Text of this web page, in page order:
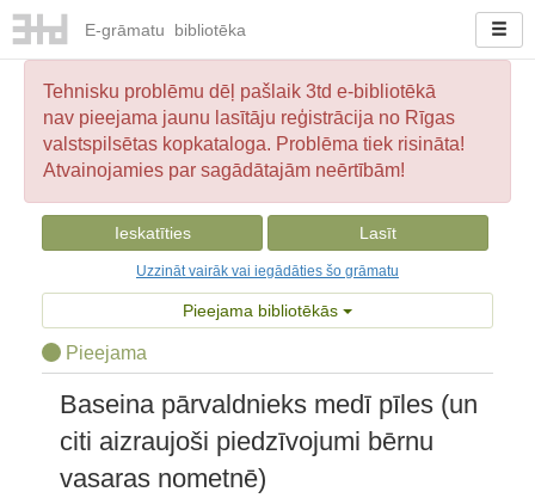
E-grāmatu bibliotēka
Tehnisku problēmu dēļ pašlaik 3td e-bibliotēkā
nav pieejama jaunu lasītāju reģistrācija no Rīgas
valstspilsētas kopkataloga. Problēma tiek risināta!
Atvainojamies par sagādātajām neērtībām!
Ieskatīties Lasīt
Uzzināt vairāk vai iegādāties šo grāmatu
Pieejama bibliotēkās
Pieejama
Baseina pārvaldnieks medī pīles (un
citi aizraujoši piedzīvojumi bērnu
vasaras nometnē)